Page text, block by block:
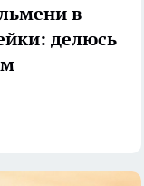
в
делюсь